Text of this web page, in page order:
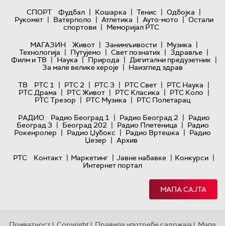
СПОРТ
Фудбал | Кошарка | Тенис | Одбојка |
Рукомет | Ватерполо | Атлетика | Ауто-мото | Остали
спортови | Меморијал РТС
МАГАЗИН
Живот | Занимљивости | Музика |
Технологијa | Путујемо | Свет познатих | Здравље |
Филм и ТВ | Наука | Природа | Дигитални предузетник |
За мале велике хероје | Наизглед здрав
ТВ
РТС 1 | РТС 2 | РТС 3 | РТС Свет | РТС Наука |
РТС Драма | РТС Живот | РТС Класика | РТС Коло |
РТС Трезор | РТС Музика | РТС Полетарац
РАДИО
Радио Београд 1 | Радио Београд 2 | Радио
Београд 3 | Београд 202 | Радио Плетеница | Радио
Рокенролер | Радио Џубокс | Радио Вртешка | Радио
Џезер | Архив
РТС
Контакт | Маркетинг | Јавне набавке | Конкурси |
Интернет портал
МАПА САЈТА